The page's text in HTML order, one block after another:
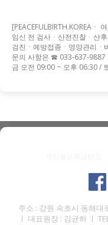
[PEACEFULBIRTH.KOREAㆍ
임신 전 검사ㆍ산전진찰ㆍ산
검진ㆍ예방접종ㆍ영양관리ㆍ
문의 사항은 ☎ 033-637-9887
금 오전 09:00 ~ 오후 06:30 /
주소 : 강원 속초시 동해대
ㅣ 대표원장 : 김균하 ㅣ